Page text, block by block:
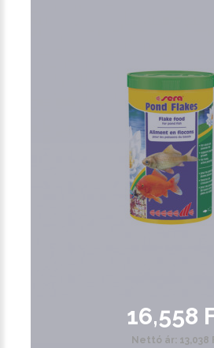
16,558
Nettó ár: 13,038